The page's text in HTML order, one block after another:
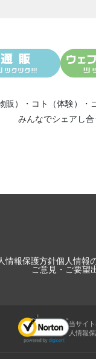
販） ・ コト（体験） ・
みんなでシェアし合
情報保護方針個人情報
ご意見・ご要望
当サイ
人情報